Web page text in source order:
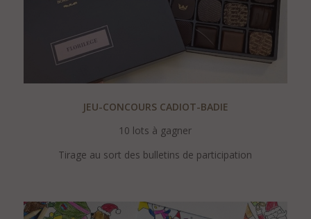
JEU-CONCOURS CADIOT-BADIE
10 lots à gagner
Tirage au sort des bulletins de participation